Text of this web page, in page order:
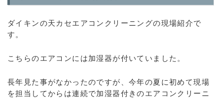
ダイキンの天カセエアコンクリーニングの現場紹介で
す。
こちらのエアコンには加湿器が付いていました。
長年見た事がなかったのですが、今年の夏に初めて現場
を担当してからは連続で加湿器付きのエアコンクリーニ